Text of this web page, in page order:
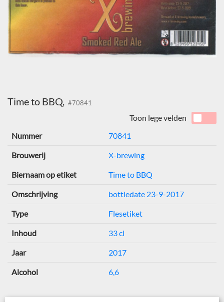
Time to BBQ, #70841
Toon lege velden
Nummer
70841
Brouwerij X-brewing
Biernaam op etiket Time to BBQ
Omschrijving bottledate 23-9-2017
Type Flesetiket
Inhoud 33 cl
Jaar 2017
Alcohol 6,6